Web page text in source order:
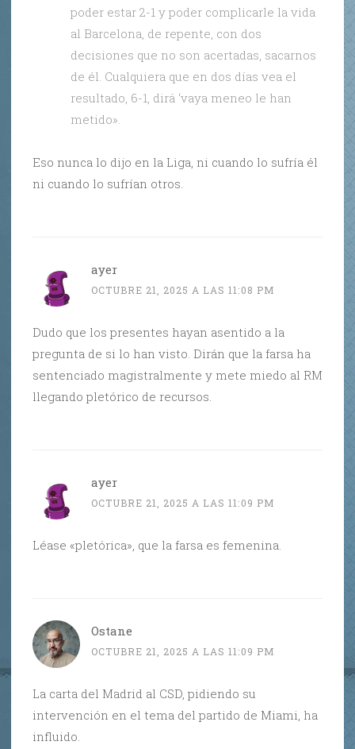
poder estar 2-1 y poder complicarle la vida
al Barcelona, de repente, con dos
decisiones que no son acertadas, sacarnos
de él. Cualquiera que en dos días vea el
resultado, 6-1, dirá ‘vaya meneo le han
metido».
Eso nunca lo dijo en la Liga, ni cuando lo sufría él
ni cuando lo sufrían otros.
ayer
OCTUBRE 21, 2025 A LAS 11:08 PM
Dudo que los presentes hayan asentido a la
pregunta de si lo han visto. Dirán que la farsa ha
sentenciado magistralmente y mete miedo al RM
llegando pletórico de recursos.
ayer
OCTUBRE 21, 2025 A LAS 11:09 PM
Léase «pletórica», que la farsa es femenina.
Ostane
OCTUBRE 21, 2025 A LAS 11:09 PM
La carta del Madrid al CSD, pidiendo su
intervención en el tema del partido de Miami, ha
influido.